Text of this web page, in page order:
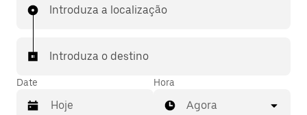
Introduza a localização
Introduza o destino
Date Hora
Agora